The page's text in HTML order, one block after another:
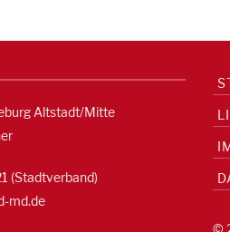
Altstadt/Mitte
(Stadtverband)
md.de
©